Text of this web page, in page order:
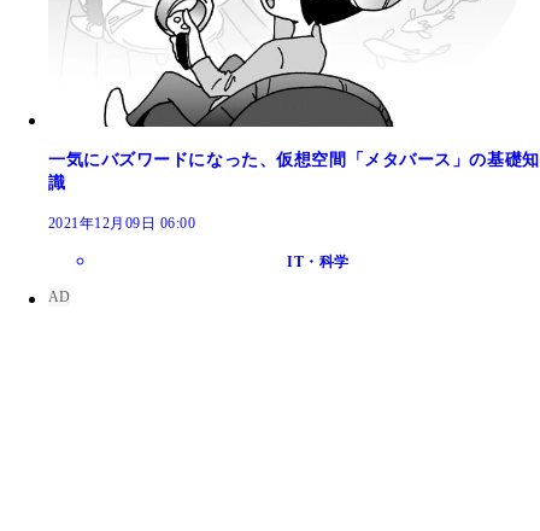
【図表３】ゲーム内のアイテムが売れるしくみ。
Ｔゲーム内のアイテム売買はブロックチェーンを
行なわれる。取引が成立するとブロックに売買の
書き込まれる
一気にバズワードになった、仮想空間「メタバース」の基礎知
識
2021年12月09日 06:00
IT・科学